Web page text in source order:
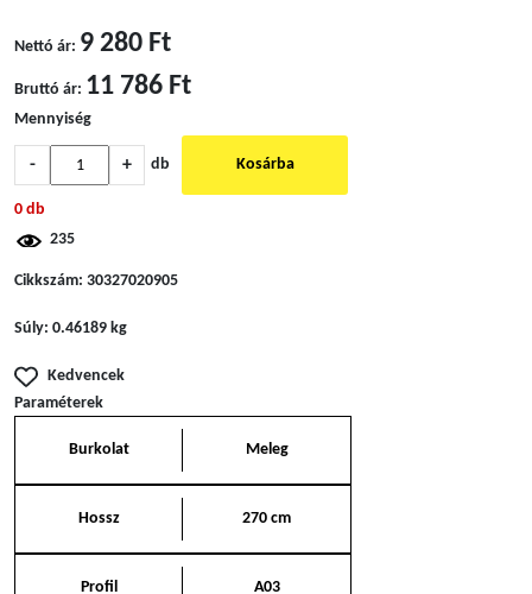
Nettó ár: 9 280 Ft
Bruttó ár: 11 786 Ft
Mennyiség
- + db Kosárba
0 db
235
Cikkszám: 30327020905
Súly: 0.46189 kg
Kedvencek
Paraméterek
Burkolat Meleg
Hossz 270 cm
Profil A03